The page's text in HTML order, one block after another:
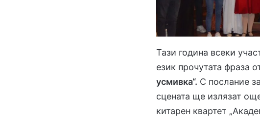
Тази година всеки
език прочутата фраза
усмивка“. С послание
сцената ще излязат
китарен квартет